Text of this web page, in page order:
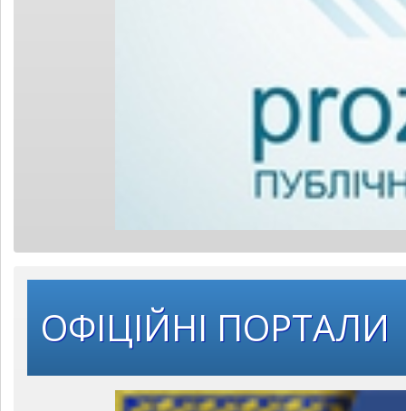
ОФІЦІЙНІ ПОРТАЛИ